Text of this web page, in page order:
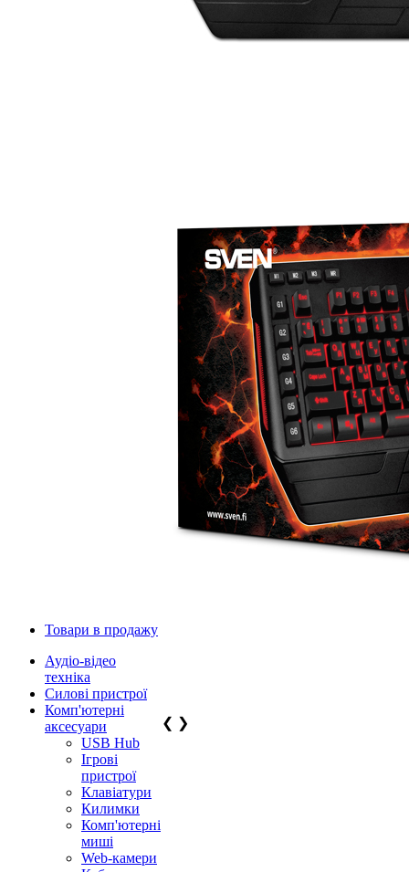
Товари в продажу
Аудіо-відео
техніка
Силові пристрої
Комп'ютерні
аксесуари
USB Hub
Ігрові
пристрої
Клавіатури
Килимки
Комп'ютерні
миші
Web-камери
❮ ❯